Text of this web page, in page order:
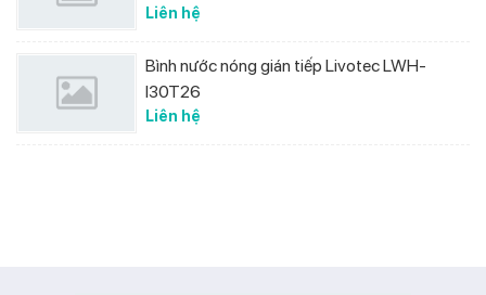
Liên hệ
Bình nước nóng gián tiếp Livotec LWH-
I30T26
Liên hệ